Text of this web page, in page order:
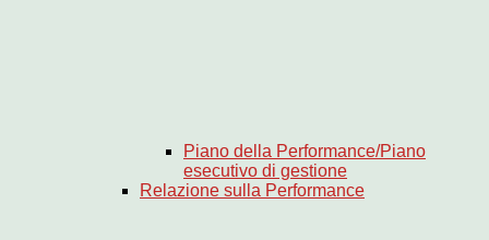
Piano della Performance/Piano
esecutivo di gestione
Relazione sulla Performance